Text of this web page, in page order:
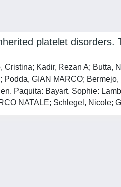
platelet
Kadir, Rezan A;
GIAN MARCO;
Paquita; Bayart, Sophie;
NATALE; Schlegel, Nicole;